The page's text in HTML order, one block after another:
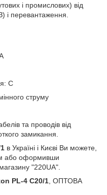
і промислових) від
і перевантаження.
C
струму
та проводів від
замикання.
в Україні і Києві Ви можете,
або оформивши
"220UA".
PL-4 C20/1 , ОПТОВА